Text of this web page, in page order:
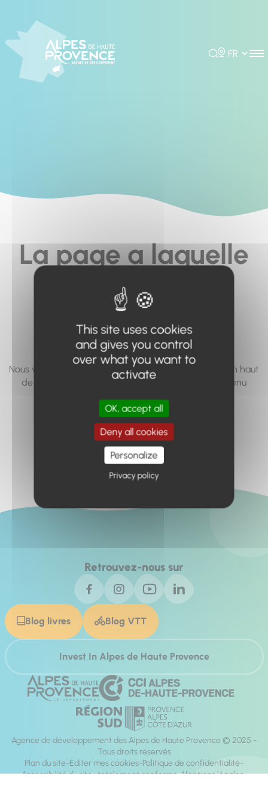
Rechercher
Choisir la
La page a laquelle
vous cherchez à
accéder n'existe
pas... ou plus.
Nous vous invitons à utiliser le moteur de recherche en haut
de page, ou à utiliser le menu pour trouver le contenu
Retour à l'accueil
Retrouvez-nous sur
Blog livres Blog VTT
Invest In Alpes de Haute Provence
Agence de développement des Alpes de Haute Provence © 2025 -
Tous droits réservés
Plan du site Éditer mes cookies Politique de confidentialité
Accessibilité du site : totalement conforme Mentions légales
This site uses cookies
and gives you control
over what you want to
activate
OK, accept all
Deny all cookies
Personalize
Privacy policy